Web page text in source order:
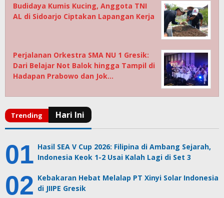
Budidaya Kumis Kucing, Anggota TNI
AL di Sidoarjo Ciptakan Lapangan Kerja
Perjalanan Orkestra SMA NU 1 Gresik:
Dari Belajar Not Balok hingga Tampil di
Hadapan Prabowo dan Jok…
Hasil SEA V Cup 2026: Filipina di Ambang Sejarah,
Indonesia Keok 1-2 Usai Kalah Lagi di Set 3
Kebakaran Hebat Melalap PT Xinyi Solar Indonesia
di JIIPE Gresik